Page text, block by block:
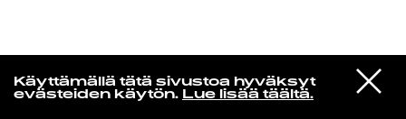
Käyttämällä tätä sivustoa hyväksyt
evästeiden käytön. Lue lisää täältä.
VIESTI
STUDIOON
Haim
Something To Tell You